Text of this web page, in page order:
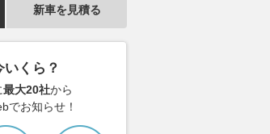
新車を見積る
くら？
最大20社から
でお知らせ！